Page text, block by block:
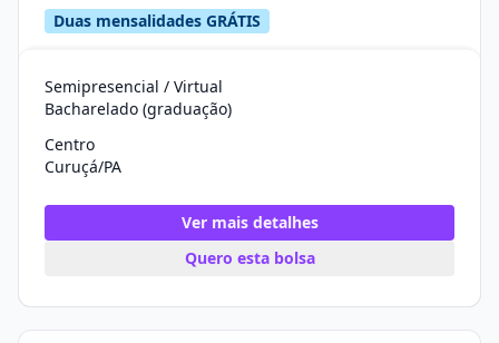
Duas mensalidades GRÁTIS
Semipresencial / Virtual
Bacharelado (graduação)
Centro
Curuçá/PA
Ver mais detalhes
Quero esta bolsa